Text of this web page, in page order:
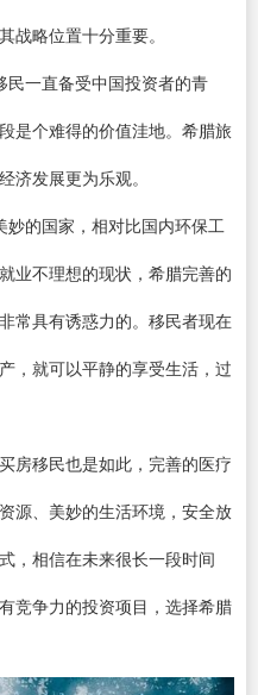
战略位置十分重要。
一直备受中国投资者的青
是个难得的价值洼地。希腊旅
济发展更为乐观。
的国家，相对比国内环保工
业不理想的现状，希腊完善的
常具有诱惑力的。移民者现在
，就可以平静的享受生活，过
房移民也是如此，完善的医疗
源、美妙的生活环境，安全放
，相信在未来很长一段时间
竞争力的投资项目，选择希腊